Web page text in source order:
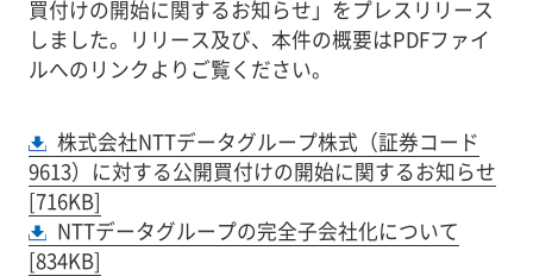
買付けの開始に関するお知らせ」をプレスリリース
しました。リリース及び、本件の概要はPDFファイ
ルへのリンクよりご覧ください。
株式会社NTTデータグループ株式（証券コード
9613）に対する公開買付けの開始に関するお知らせ
[716KB]
NTTデータグループの完全子会社化について
[834KB]